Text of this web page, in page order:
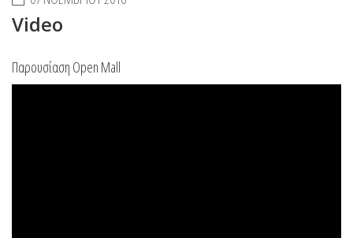
Video
Παρουσίαση Open Mall